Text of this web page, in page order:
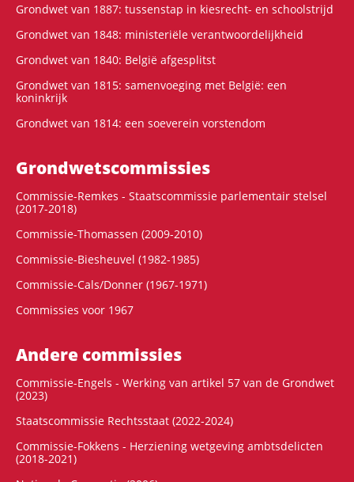
Grondwet van 1887: tussenstap in kiesrecht- en schoolstrijd
Grondwet van 1848: ministeriële verantwoordelijkheid
Grondwet van 1840: België afgesplitst
Grondwet van 1815: samenvoeging met België: een
koninkrijk
Grondwet van 1814: een soeverein vorstendom
Grondwets­commissies
Commissie-Remkes - Staatscommissie parlementair stelsel
(2017-2018)
Commissie-Thomassen (2009-2010)
Commissie-Biesheuvel (1982-1985)
Commissie-Cals/Donner (1967-1971)
Commissies voor 1967
Andere commissies
Commissie-Engels - Werking van artikel 57 van de Grondwet
(2023)
Staatscommissie Rechtsstaat (2022-2024)
Commissie-Fokkens - Herziening wetgeving ambtsdelicten
(2018-2021)